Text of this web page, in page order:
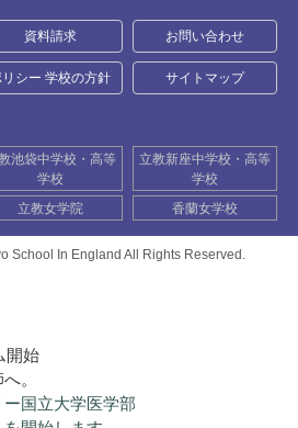
資料請求 お問い合わせ
リシー 学校の方針 サイトマップ
池袋中学校・高等
学校
立教新座中学校・高等
学校
立教女学院 香蘭女学校
School In England All Rights Reserved.
開始
。
国立大学医学部